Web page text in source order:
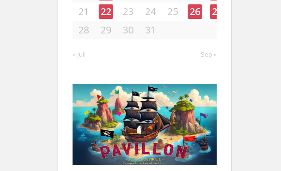
21
22 23 24 25 26
27
28
29 30 31
« Juil Sep »